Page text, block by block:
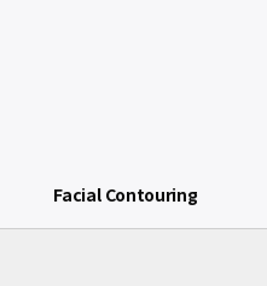
Facial Contouring